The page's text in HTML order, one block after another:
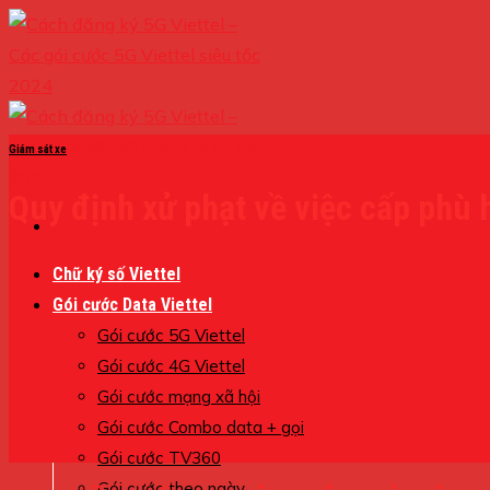
Skip
to
content
Chữ ký số Viettel
Gói cước Data Viettel
Gói cước 5G Viettel
Gói cước 4G Viettel
Gói cước mạng xã hội
Gói cước Combo data + gọi
Gói cước TV360
Giám sát xe